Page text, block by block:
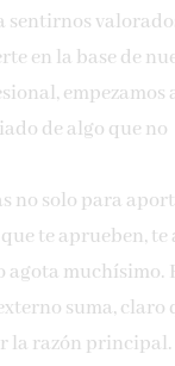
sentirnos
en la base de
empezamos
de algo que no
no solo para
te aprueben,
agota muchísimo.
suma, claro
la razón